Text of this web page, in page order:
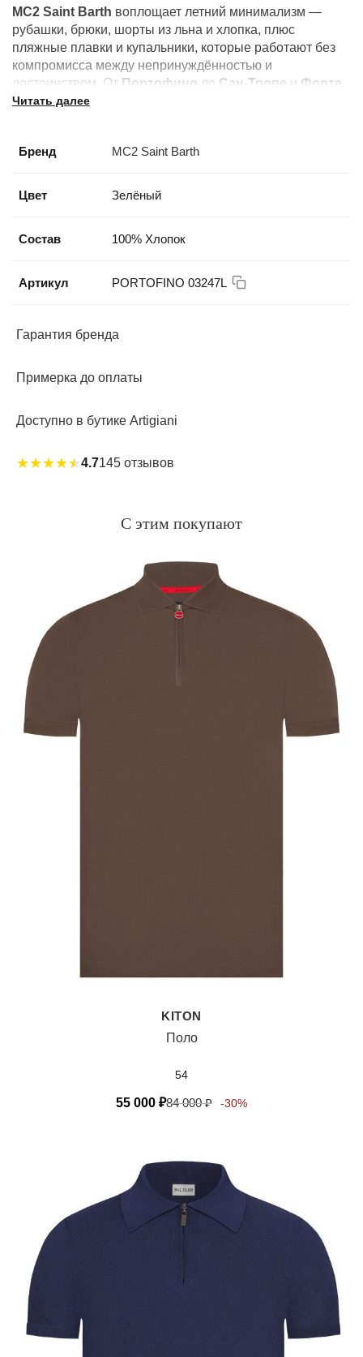
MC2 Saint Barth воплощает летний минимализм —
рубашки, брюки, шорты из льна и хлопка, плюс
пляжные плавки и купальники, которые работают без
компромисса между непринуждённостью и
достоинством. От Портофино до Сан-Тропе и Форте
дей Марми: это бренд лучших летних курортов.
Читать далее
Бренд MC2 Saint Barth
Цвет Зелёный
Состав 100% Хлопок
Артикул PORTOFINO 03247L
Гарантия бренда
Примерка до оплаты
Доступно в бутике Artigiani
★★★★★4.7145 отзывов
С этим покупают
KITON
Поло
54
55 000 ₽84 000₽ -30%